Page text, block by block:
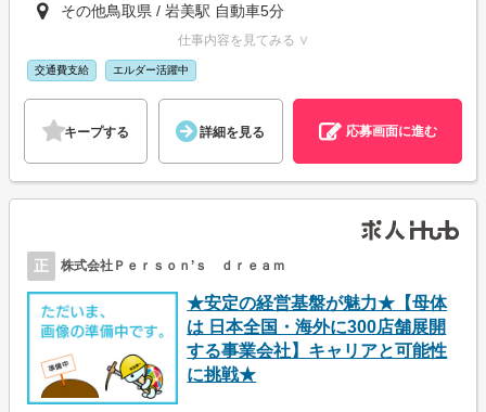
その他鳥取県 / 岩美駅 自動車5分
仕事内容を見てみる ∨
交通費支給 エルダー活躍中
キープする 詳細を見る 応募画面に進む
正 株式会社Ｐｅｒｓｏｎ’ｓ ｄｒｅａｍ
★安定の経営基盤が魅力★【母体
は 日本全国・海外に300店舗展開
する事業会社】キャリアと可能性
に挑戦★